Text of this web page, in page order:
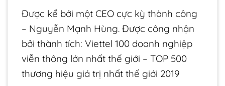
Được kể bởi một CEO cực kỳ thành công
– Nguyễn Mạnh Hùng. Được công nhận
bởi thành tích: Viettel 100 doanh nghiệp
viễn thông lớn nhất thế giới – TOP 500
thương hiệu giá trị nhất thế giới 2019